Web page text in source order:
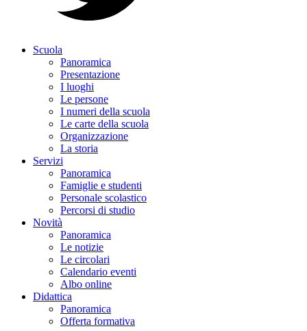
Scuola
Panoramica
Presentazione
I luoghi
Le persone
I numeri della scuola
Le carte della scuola
Organizzazione
La storia
Servizi
Panoramica
Famiglie e studenti
Personale scolastico
Percorsi di studio
Novità
Panoramica
Le notizie
Le circolari
Calendario eventi
Albo online
Didattica
Panoramica
Offerta formativa